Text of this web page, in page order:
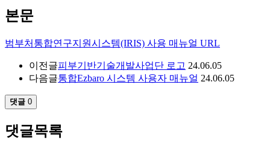
본문
범부처통합연구지원시스템(IRIS) 사용 매뉴얼 URL
이전글피부기반기술개발사업단 로고 24.06.05
다음글통합Ezbaro 시스템 사용자 매뉴얼 24.06.05
댓글 0
댓글목록